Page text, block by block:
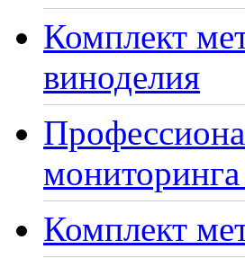
Комплект
виноделия
Комплект